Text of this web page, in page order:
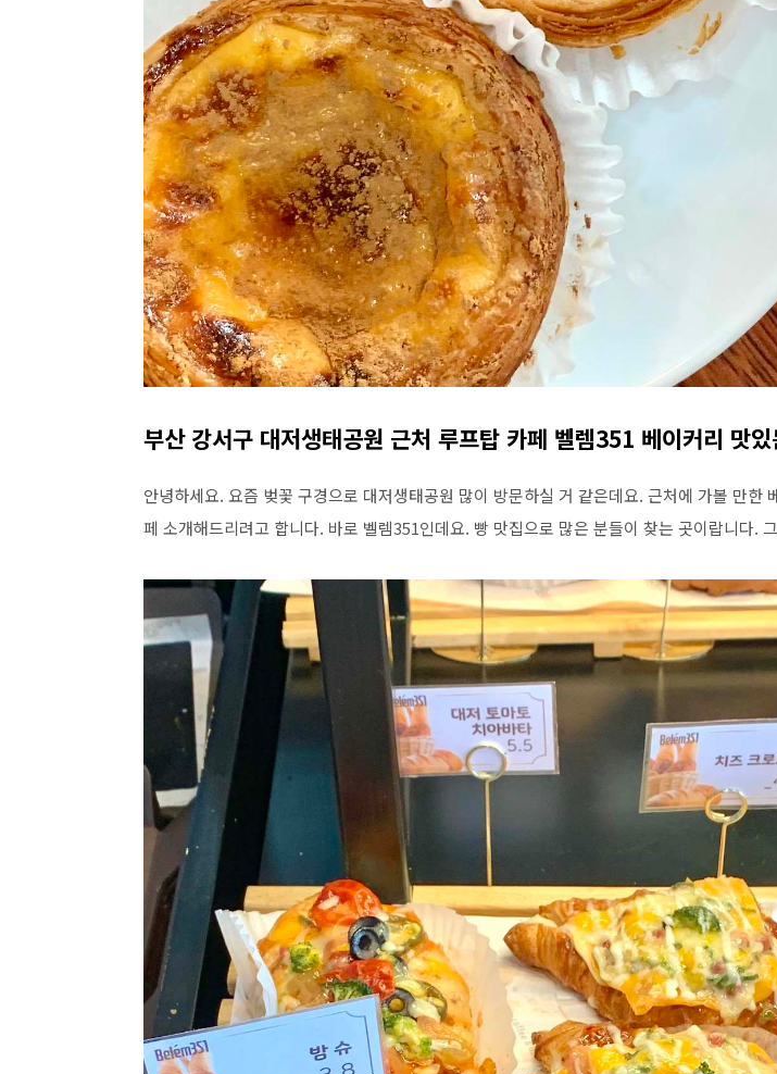
부산 강서구 대저생태공원 근처 루프탑 카페 벨렘351 베이커리 맛
안녕하세요. 요즘 벚꽃 구경으로 대저생태공원 많이 방문하실 거 같은데요. 근처에 가볼 만한
페 소개해드리려고 합니다. 바로 벨렘351인데요. 빵 맛집으로 많은 분들이 찾는 곳이랍니다.